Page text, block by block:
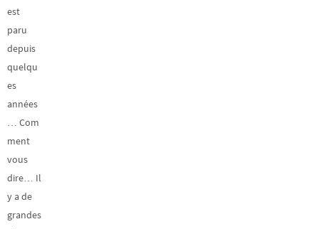
est
paru
depuis
quelqu
es
années
… Com
ment
vous
dire… Il
y a de
grandes